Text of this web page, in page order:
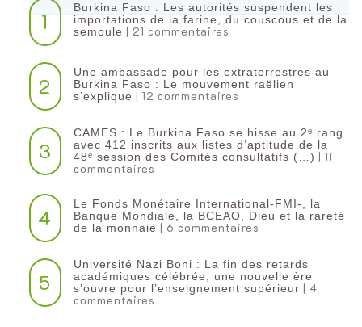
1
Burkina Faso : Les autorités suspendent les
importations de la farine, du couscous et de la
semoule | 21 commentaires
2
Une ambassade pour les extraterrestres au
Burkina Faso : Le mouvement raëlien
s’explique | 12 commentaires
3
CAMES : Le Burkina Faso se hisse au 2ᵉ rang
avec 412 inscrits aux listes d’aptitude de la
48ᵉ session des Comités consultatifs (…) | 11
commentaires
4
Le Fonds Monétaire International-FMI-, la
Banque Mondiale, la BCEAO, Dieu et la rareté
de la monnaie | 6 commentaires
5
Université Nazi Boni : La fin des retards
académiques célébrée, une nouvelle ère
s’ouvre pour l’enseignement supérieur | 4
commentaires